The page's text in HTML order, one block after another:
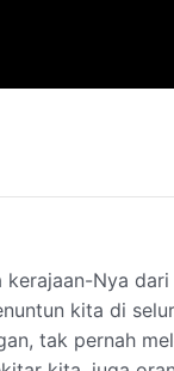
kerajaan-Nya
kita di
tak pernah